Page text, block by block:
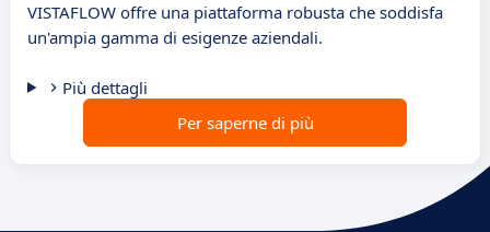
VISTAFLOW offre una piattaforma robusta che soddisfa
un'ampia gamma di esigenze aziendali.
Più dettagli
Per saperne di più